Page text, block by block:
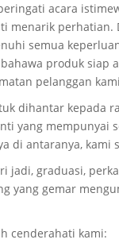
acara
menarik perhatian.
semua
produk siap
pelanggan
dihantar kepada
yang mempunyai
di antaranya, kami
graduasi,
yang gemar
cenderahati kami: